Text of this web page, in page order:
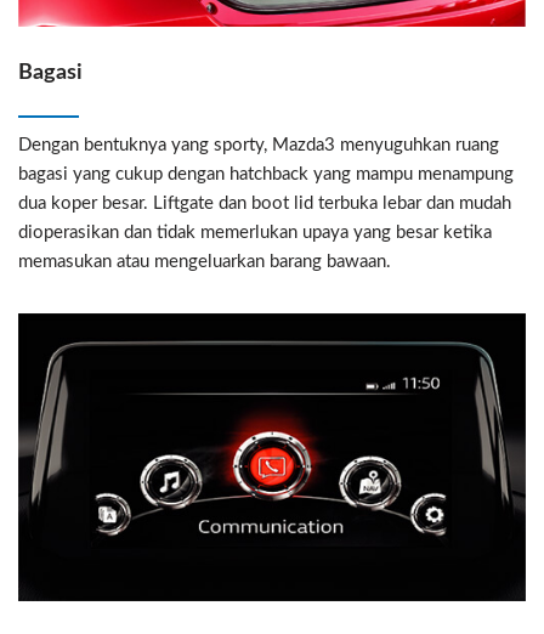
Bagasi
Dengan bentuknya yang sporty, Mazda3 menyuguhkan ruang
bagasi yang cukup dengan hatchback yang mampu menampung
dua koper besar. Liftgate dan boot lid terbuka lebar dan mudah
dioperasikan dan tidak memerlukan upaya yang besar ketika
memasukan atau mengeluarkan barang bawaan.